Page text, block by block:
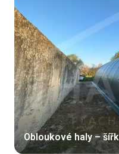
Obloukové haly –